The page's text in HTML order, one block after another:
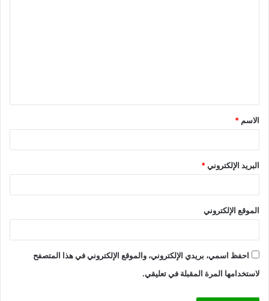
ق
*
الاسم *
البريد الإلكتروني*
الموقع الإلكتروني
احفظ اسمي، بريدي الإلكتروني، والموقع الإلكتروني في هذا المتصفح
لاستخدامها المرة المقبلة في تعليقي.